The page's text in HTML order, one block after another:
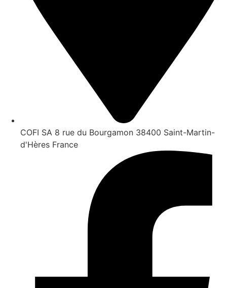
COFI SA 8 rue du Bourgamon 38400 Saint-Martin-
d'Hères France